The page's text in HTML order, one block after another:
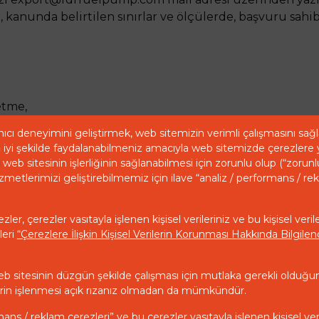
belirtilen sınırlar ve ölçülerde, başvuru
uygun kullanılıp kullanılmadığını öğrenme,
üçüncü kişileri bilme,
bunların düzeltilmesini isteme ve bu
işlenmiş olmasına rağmen, işlenmesini
yapılan işlemin kişisel verilerin aktarıldığı
analiz edilmesi suretiyle kişinin kendisi
zarara uğraması hâlinde zararın giderilmesini
deneyimini geliştirmek, web sitemizin verimli çalışmasını
şekilde faydalanabilmeniz amacıyla web sitemizde çerezlere
web sitesinin işlerliğinin sağlanabilmesi için zorunlu olup
geliştirebilmemiz için ilave “analiz / performans /
çerezler vasıtayla işlenen kişisel verileriniz ve bu kişisel
“Çerezlere İlişkin Kişisel Verilerin Korunması Hakkında
sitesinin düzgün şekilde çalışması için mutlaka gerekli
işlenmesi açık rızanız olmadan da mümkündür.